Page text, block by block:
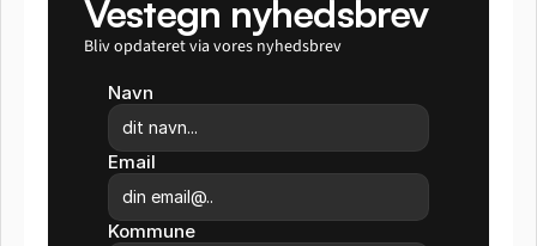
Vestegn nyhedsbrev
Bliv opdateret via vores nyhedsbrev
Navn
Email
Kommune